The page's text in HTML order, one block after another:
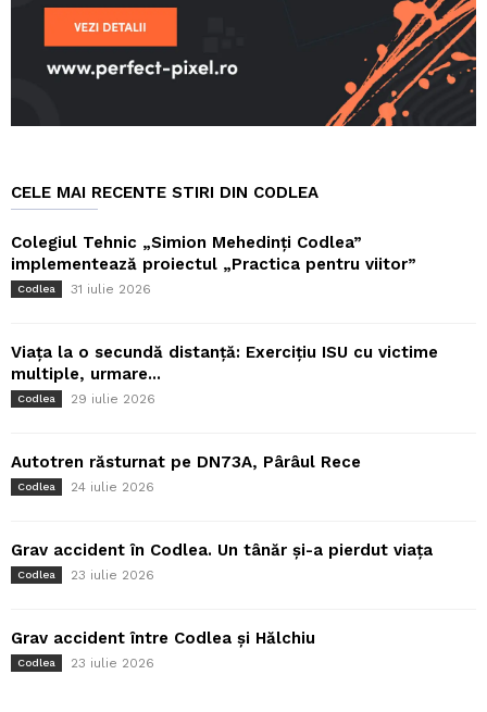
CELE MAI RECENTE STIRI DIN CODLEA
Colegiul Tehnic „Simion Mehedinți Codlea”
implementează proiectul „Practica pentru viitor”
Codlea 31 iulie 2026
Viața la o secundă distanță: Exercițiu ISU cu victime
multiple, urmare...
Codlea 29 iulie 2026
Autotren răsturnat pe DN73A, Pârâul Rece
Codlea 24 iulie 2026
Grav accident în Codlea. Un tânăr și-a pierdut viața
Codlea 23 iulie 2026
Grav accident între Codlea și Hălchiu
Codlea 23 iulie 2026